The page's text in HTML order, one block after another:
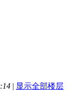
| 显示全部楼层